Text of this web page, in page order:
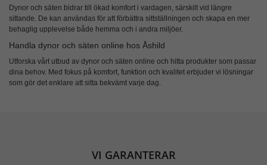
Dynor och säten bidrar till ökad komfort i vardagen, särskilt vid längre
sittande. De kan användas för att förbättra sittställningen och skapa en mer
behaglig upplevelse både hemma och i andra miljöer.
Handla dynor och säten online hos Åshild
Utforska vårt utbud av dynor och säten online och hitta produkter som passar
dina behov. Med fokus på komfort, funktion och kvalitet erbjuder vi lösningar
som gör det enklare att sitta bekvämt varje dag.
VI GARANTERAR